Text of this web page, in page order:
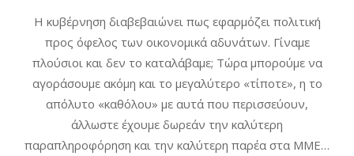
15Η κυβέρνηση διαβεβαιώνει πως εφαρμόζει πολιτική
προς όφελος των οικονομικά αδυνάτων. Γίναμε
πλούσιοι και δεν το καταλάβαμε; Τώρα μπορούμε να
αγοράσουμε ακόμη και το μεγαλύτερο «τίποτε», η το
απόλυτο «καθόλου» με αυτά που περισσεύουν,
άλλωστε έχουμε δωρεάν την καλύτερη
παραπληροφόρηση και την καλύτερη παρέα στα ΜΜΕ…